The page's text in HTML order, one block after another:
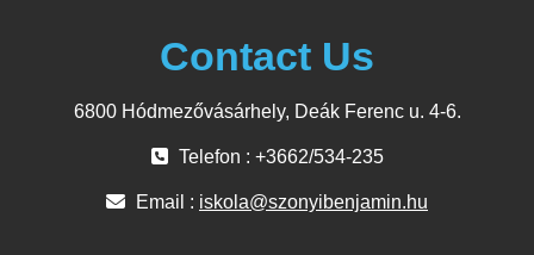
Contact Us
6800 Hódmezővásárhely, Deák Ferenc u. 4-6.
Telefon : +3662/534-235
Email : iskola@szonyibenjamin.hu